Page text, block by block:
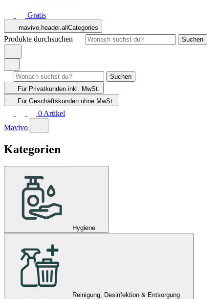
Gratis
mavivo.header.allCategories
Produkte durchsuchen Suchen
Suchen
Für Privatkunden inkl. MwSt.
Für Geschäftskunden ohne MwSt.
0 Artikel
Mavivo
Kategorien
Hygiene
Reinigung, Desinfektion & Entsorgung